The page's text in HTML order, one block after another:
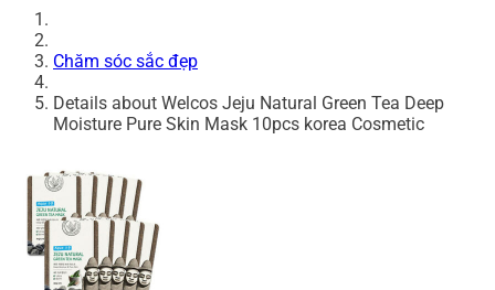
Chăm sóc sắc đẹp
Details about Welcos Jeju Natural Green Tea Deep
Moisture Pure Skin Mask 10pcs korea Cosmetic